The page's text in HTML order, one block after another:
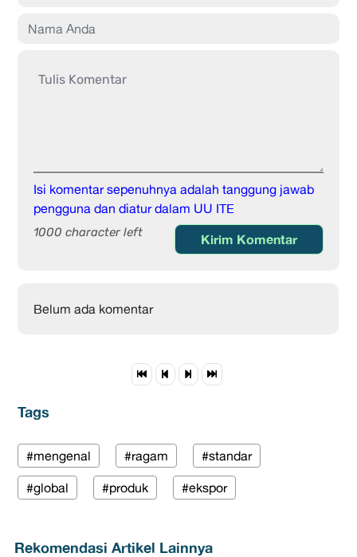
Isi komentar sepenuhnya adalah tanggung jawab
pengguna dan diatur dalam UU ITE
1000 character left Kirim Komentar
Belum ada komentar
Tags
#mengenal #ragam #standar
#global #produk #ekspor
Rekomendasi Artikel Lainnya